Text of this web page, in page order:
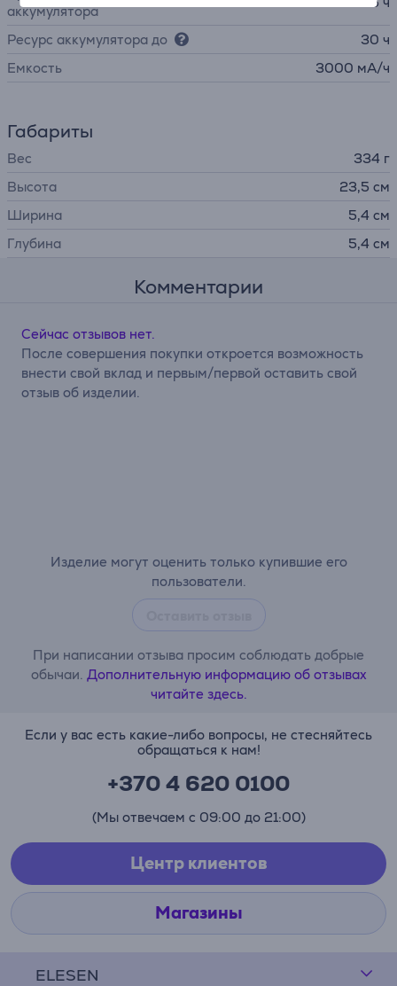
аккумулятора
Ресурс аккумулятора до
30 ч
Емкость
3000 мА/ч
Габариты
Вес
334 г
Высота
23,5 см
Ширина
5,4 см
Глубина
5,4 см
Комментарии
Изделие могут оценить только купившие его
пользователи.
При написании отзыва просим соблюдать добрые
обычаи. Дополнительную информацию об отзывах
читайте здесь.
Сейчас отзывов нет.
После совершения покупки откроется возможность
внести свой вклад и первым/первой оставить свой
отзыв об изделии.
ELESEN
Если у вас есть какие-либо вопросы, не стесняйтесь
обращаться к нам!
+370 4 620 0100
(Мы отвечаем с 09:00 до 21:00)
Центр клиентов
Магазины